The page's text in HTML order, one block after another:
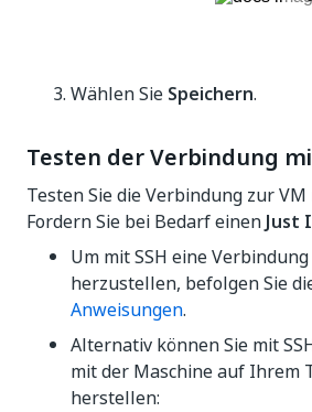
Wählen Sie Speichern.
Testen der Verbindung
Testen Sie die Verbindung zur
Fordern Sie bei Bedarf einenJust
Um mit SSH eine
herzustellen, befolgen Sie
Anweisungen.
Alternativ können Sie mit
mit der Maschine auf Ihrem
herstellen: